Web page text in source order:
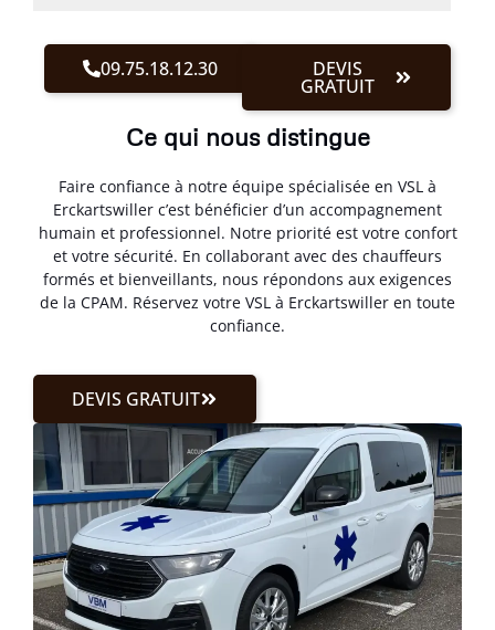
09.75.18.12.30 DEVIS
GRATUIT
Ce qui nous distingue
Faire confiance à notre équipe spécialisée en VSL à
Erckartswiller c’est bénéficier d’un accompagnement
humain et professionnel. Notre priorité est votre confort
et votre sécurité. En collaborant avec des chauffeurs
formés et bienveillants, nous répondons aux exigences
de la CPAM. Réservez votre VSL à Erckartswiller en toute
confiance.
DEVIS GRATUIT